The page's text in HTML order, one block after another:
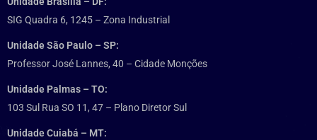
SIG Quadra 6, 1245 – Zona Industrial
Unidade São Paulo – SP:
Professor José Lannes, 40 – Cidade Monções
Unidade Palmas – TO:
103 Sul Rua SO 11, 47 – Plano Diretor Sul
Unidade Cuiabá – MT: